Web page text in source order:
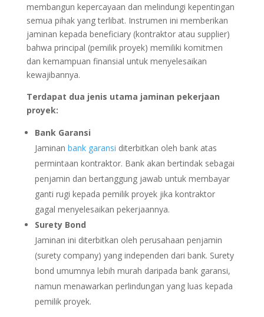
membangun kepercayaan dan melindungi kepentingan
semua pihak yang terlibat. Instrumen ini memberikan
jaminan kepada beneficiary (kontraktor atau supplier)
bahwa principal (pemilik proyek) memiliki komitmen
dan kemampuan finansial untuk menyelesaikan
kewajibannya.
Terdapat dua jenis utama jaminan pekerjaan
proyek:
Bank Garansi
Jaminan bank garansi diterbitkan oleh bank atas
permintaan kontraktor. Bank akan bertindak sebagai
penjamin dan bertanggung jawab untuk membayar
ganti rugi kepada pemilik proyek jika kontraktor
gagal menyelesaikan pekerjaannya.
Surety Bond
Jaminan ini diterbitkan oleh perusahaan penjamin
(surety company) yang independen dari bank. Surety
bond umumnya lebih murah daripada bank garansi,
namun menawarkan perlindungan yang luas kepada
pemilik proyek.